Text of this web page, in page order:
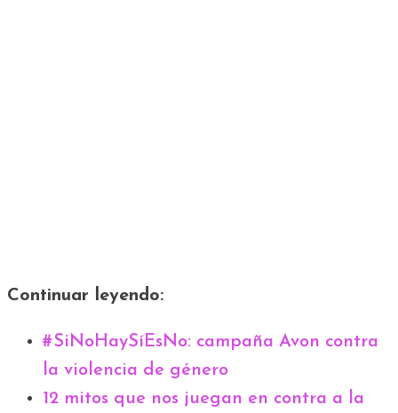
Continuar leyendo:
#SiNoHaySíEsNo: campaña Avon contra
la violencia de género
12 mitos que nos juegan en contra a la